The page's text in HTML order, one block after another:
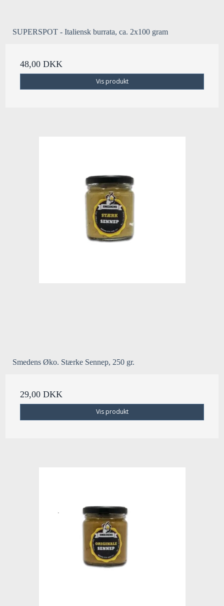
SUPERSPOT - Italiensk burrata, ca. 2x100 gram
48,00 DKK
Vis produkt
Smedens Øko. Stærke Sennep, 250 gr.
29,00 DKK
Vis produkt